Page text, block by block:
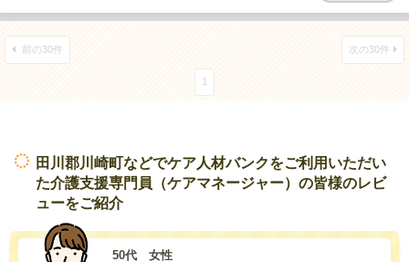
前の30件 次の30件
1
田川郡川崎町などでケア人材バンクをご利用いただい
た介護支援専門員（ケアマネージャー）の皆様のレビ
ューをご紹介
50代 女性